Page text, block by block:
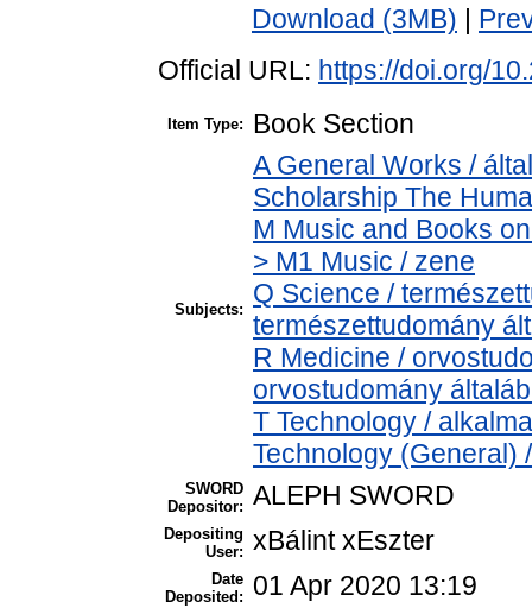
Download (3MB)
Official URL: https://doi.org/
Item Type: Book Section
Subjects:
A General Works /
Scholarship The
M Music and Books
> M1 Music / zene
Q Science /
természettudomány
R Medicine /
orvostudomány
T Technology /
Technology (General)
SWORD
Depositor: ALEPH SWORD
Depositing
User: xBálint xEszter
Date
Deposited:
01 Apr 2020 13:19